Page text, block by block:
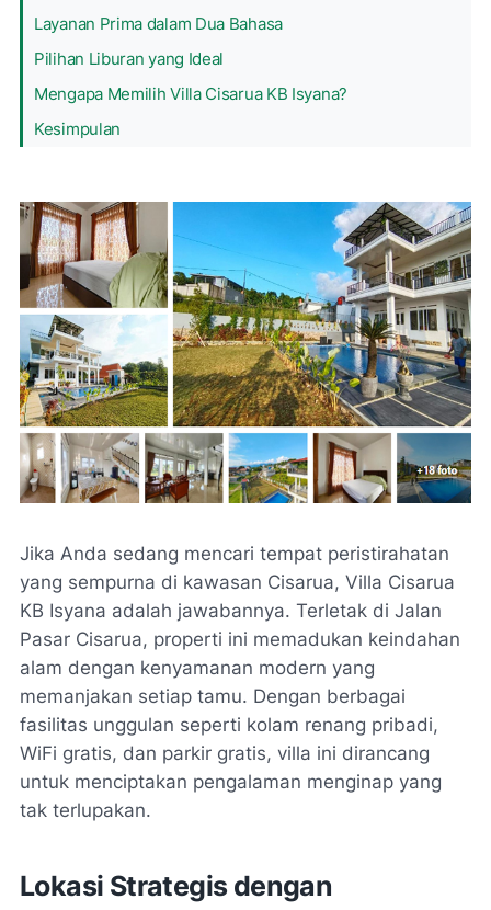
Layanan Prima dalam Dua Bahasa
Pilihan Liburan yang Ideal
Mengapa Memilih Villa Cisarua KB Isyana?
Kesimpulan
Jika Anda sedang mencari tempat peristirahatan
yang sempurna di kawasan Cisarua, Villa Cisarua
KB Isyana adalah jawabannya. Terletak di Jalan
Pasar Cisarua, properti ini memadukan keindahan
alam dengan kenyamanan modern yang
memanjakan setiap tamu. Dengan berbagai
fasilitas unggulan seperti kolam renang pribadi,
WiFi gratis, dan parkir gratis, villa ini dirancang
untuk menciptakan pengalaman menginap yang
tak terlupakan.
Lokasi Strategis dengan